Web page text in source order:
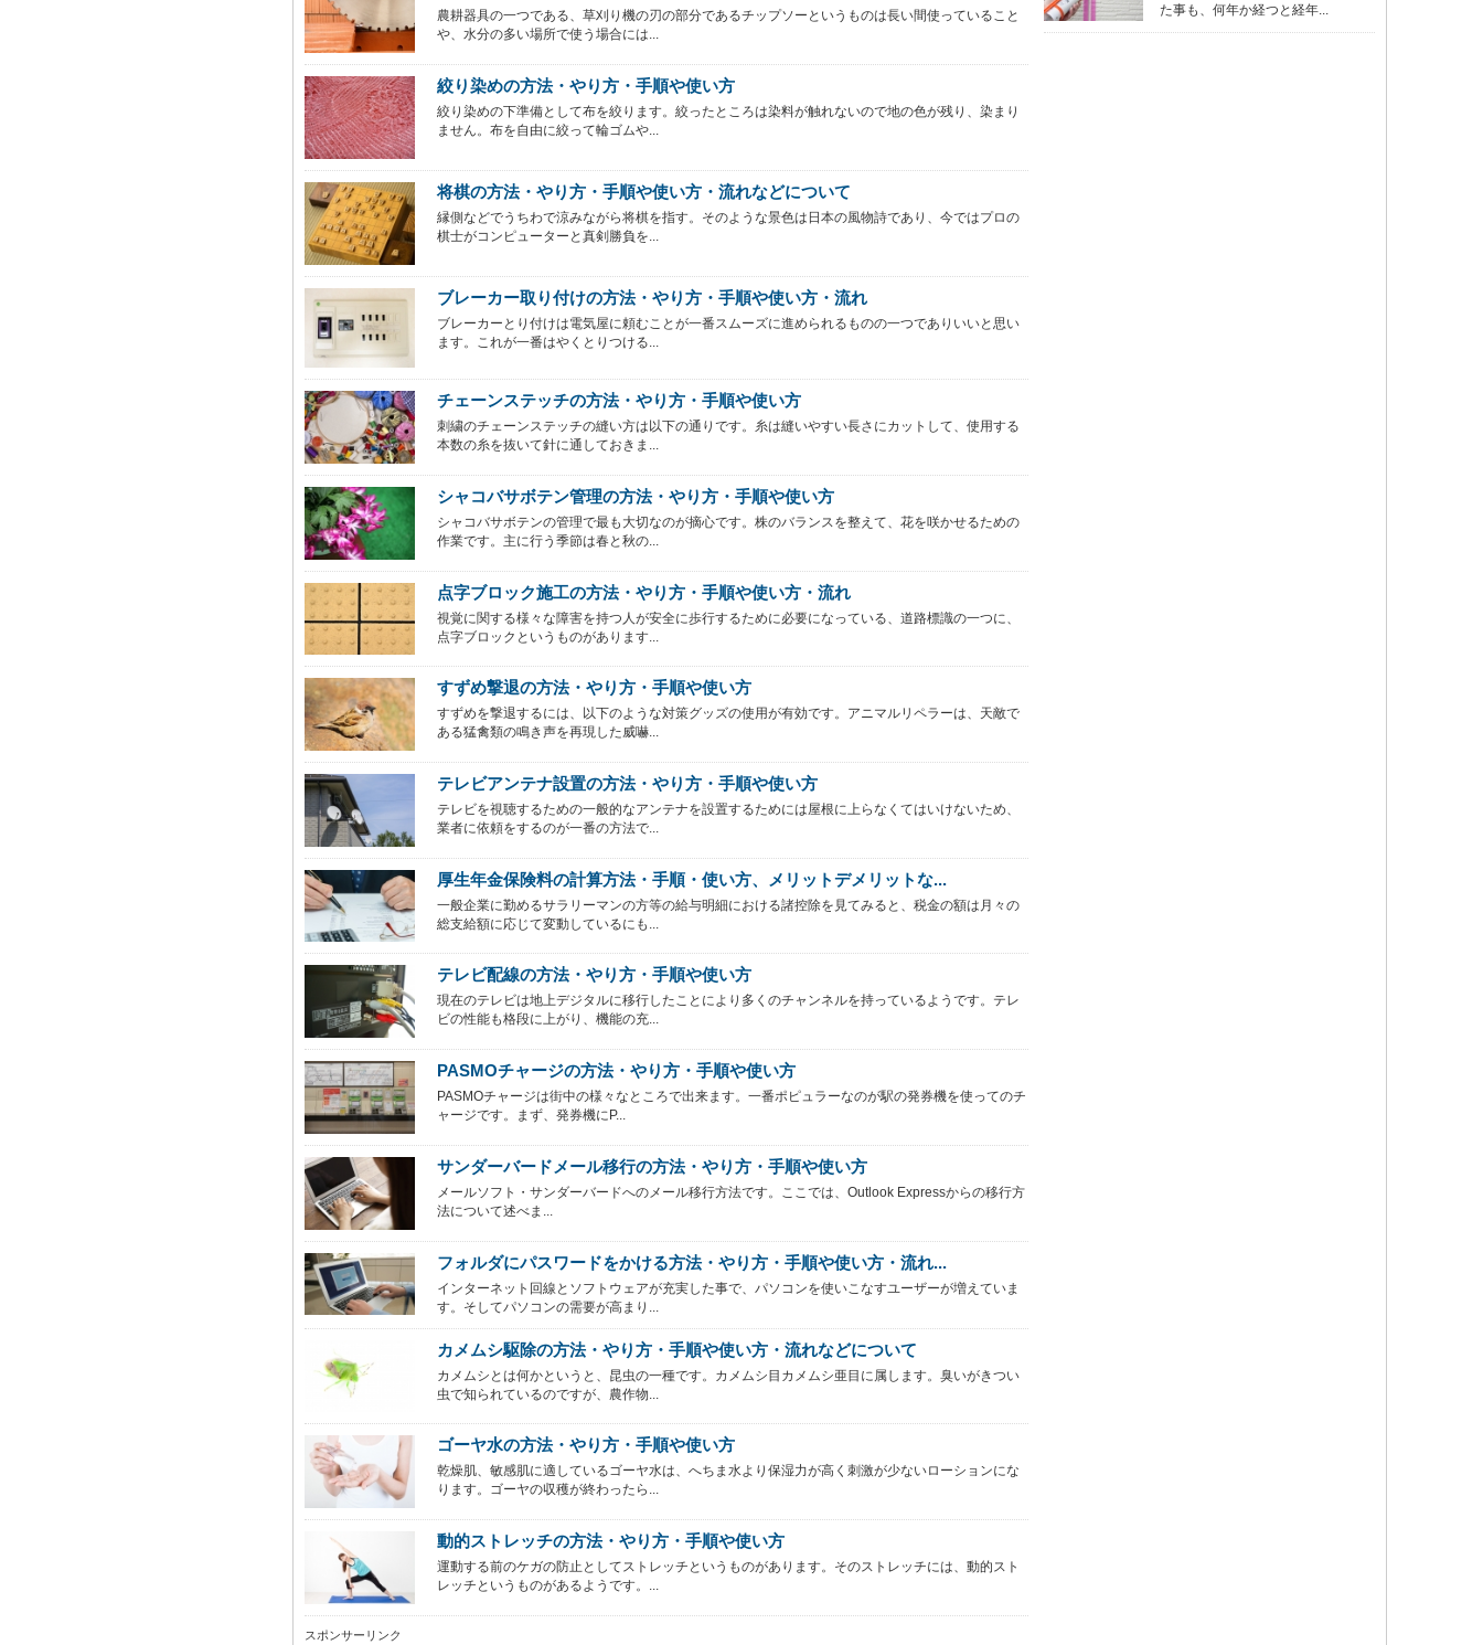
農耕器具の一つである、草刈り機の刃の部分であるチップソーというものは長い間使っていること
や、水分の多い場所で使う場合には...
絞り染めの方法・やり方・手順や使い方
絞り染めの下準備として布を絞ります。絞ったところは染料が触れないので地の色が残り、染まり
ません。布を自由に絞って輪ゴムや...
将棋の方法・やり方・手順や使い方・流れなどについて
縁側などでうちわで涼みながら将棋を指す。そのような景色は日本の風物詩であり、今ではプロの
棋士がコンピューターと真剣勝負を...
ブレーカー取り付けの方法・やり方・手順や使い方・流れ
ブレーカーとり付けは電気屋に頼むことが一番スムーズに進められるものの一つでありいいと思い
ます。これが一番はやくとりつける...
チェーンステッチの方法・やり方・手順や使い方
刺繍のチェーンステッチの縫い方は以下の通りです。糸は縫いやすい長さにカットして、使用する
本数の糸を抜いて針に通しておきま...
シャコバサボテン管理の方法・やり方・手順や使い方
シャコバサボテンの管理で最も大切なのが摘心です。株のバランスを整えて、花を咲かせるための
作業です。主に行う季節は春と秋の...
点字ブロック施工の方法・やり方・手順や使い方・流れ
視覚に関する様々な障害を持つ人が安全に歩行するために必要になっている、道路標識の一つに、
点字ブロックというものがあります...
すずめ撃退の方法・やり方・手順や使い方
すずめを撃退するには、以下のような対策グッズの使用が有効です。アニマルリペラーは、天敵で
ある猛禽類の鳴き声を再現した威嚇...
テレビアンテナ設置の方法・やり方・手順や使い方
テレビを視聴するための一般的なアンテナを設置するためには屋根に上らなくてはいけないため、
業者に依頼をするのが一番の方法で...
厚生年金保険料の計算方法・手順・使い方、メリットデメリットな...
一般企業に勤めるサラリーマンの方等の給与明細における諸控除を見てみると、税金の額は月々の
総支給額に応じて変動しているにも...
テレビ配線の方法・やり方・手順や使い方
現在のテレビは地上デジタルに移行したことにより多くのチャンネルを持っているようです。テレ
ビの性能も格段に上がり、機能の充...
PASMOチャージの方法・やり方・手順や使い方
PASMOチャージは街中の様々なところで出来ます。一番ポピュラーなのが駅の発券機を使ってのチ
ャージです。まず、発券機にP...
サンダーバードメール移行の方法・やり方・手順や使い方
メールソフト・サンダーバードへのメール移行方法です。ここでは、Outlook Expressからの移行方
法について述べま...
フォルダにパスワードをかける方法・やり方・手順や使い方・流れ...
インターネット回線とソフトウェアが充実した事で、パソコンを使いこなすユーザーが増えていま
す。そしてパソコンの需要が高まり...
カメムシ駆除の方法・やり方・手順や使い方・流れなどについて
カメムシとは何かというと、昆虫の一種です。カメムシ目カメムシ亜目に属します。臭いがきつい
虫で知られているのですが、農作物...
ゴーヤ水の方法・やり方・手順や使い方
乾燥肌、敏感肌に適しているゴーヤ水は、へちま水より保湿力が高く刺激が少ないローションにな
ります。ゴーヤの収穫が終わったら...
動的ストレッチの方法・やり方・手順や使い方
運動する前のケガの防止としてストレッチというものがあります。そのストレッチには、動的スト
レッチというものがあるようです。...
スポンサーリンク
た事も、何年か経つと経年...